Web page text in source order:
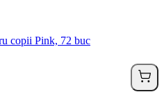
copii Pink, 72 buc